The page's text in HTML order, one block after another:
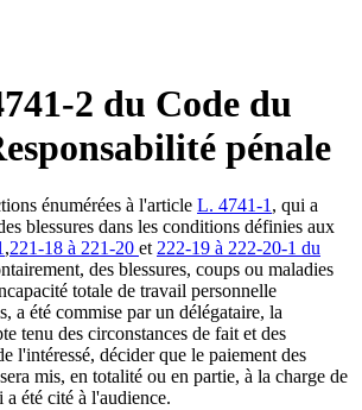
2 du Code du
pénale
énumérées à l'article L. 4741-1 , qui a
blessures dans les conditions définies aux
,221-18 à 221-20 et 222-19 à 222-20-1 du
des blessures, coups ou maladies
totale de travail personnelle
a été commise par un délégataire, la
tenu des circonstances de fait et des
l'intéressé, décider que le paiement des
mis, en totalité ou en partie, à la charge de
été cité à l'audience.